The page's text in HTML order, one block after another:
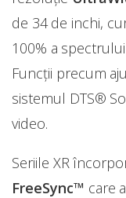
de 34 de inchi,
100% a
Funcții precum
sistemul DTS®
video.
Seriile XR
FreeSync™ care